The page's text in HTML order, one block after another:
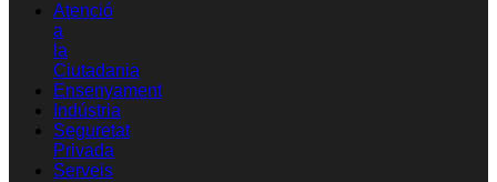
Atenció
a
la
Ciutadania
Ensenyament
Indústria
Seguretat
Privada
Serveis